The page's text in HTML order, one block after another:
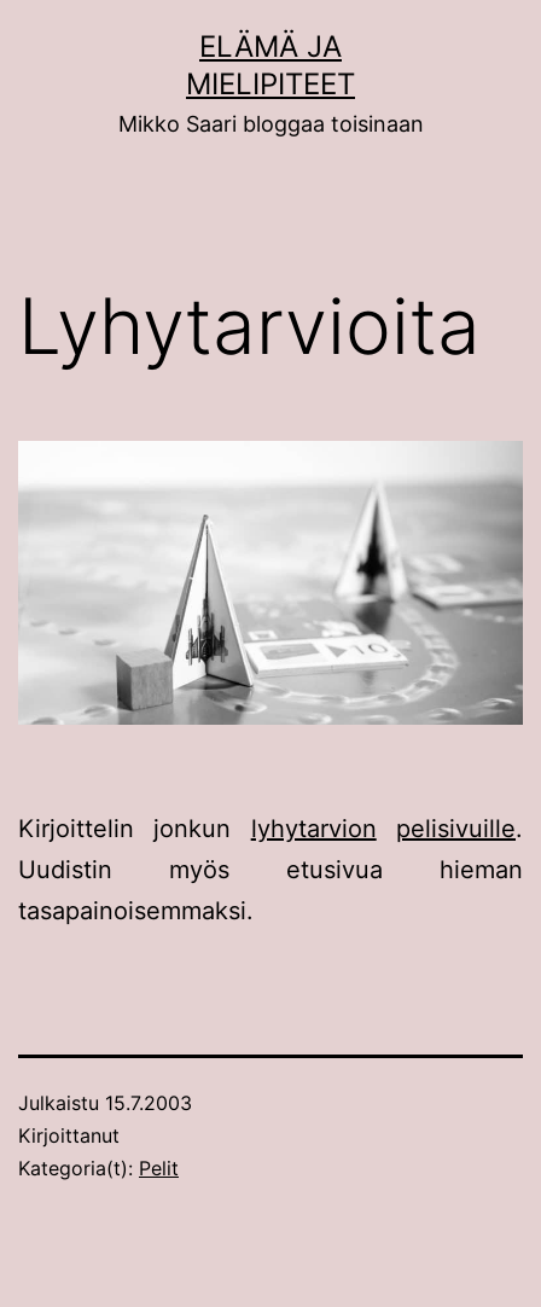
ELÄMÄ JA
MIELIPITEET
Mikko Saari bloggaa toisinaan
Lyhytarvioita
Kirjoittelin jonkun lyhytarvion pelisivuille.
Uudistin myös etusivua hieman
tasapainoisemmaksi.
Julkaistu 15.7.2003
Kirjoittanut
Kategoria(t): Pelit